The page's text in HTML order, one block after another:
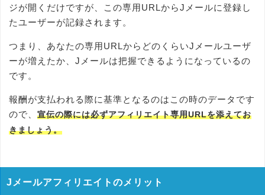
ジが開くだけですが、この専用URLからJメールに登録し
たユーザーが記録されます。
つまり、あなたの専用URLからどのくらいJメールユーザ
ーが増えたか、Jメールは把握できるようになっているの
です。
報酬が支払われる際に基準となるのはこの時のデータです
ので、 宣伝の際には必ずアフィリエイト専用URLを添えてお
きましょう。
Jメールアフィリエイトのメリット